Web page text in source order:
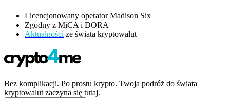
Licencjonowany operator Madison Six
Zgodny z MiCA i DORA
Aktualności ze świata kryptowalut
Bez komplikacji. Po prostu krypto. Twoja podróż do świata
kryptowalut zaczyna się tutaj.